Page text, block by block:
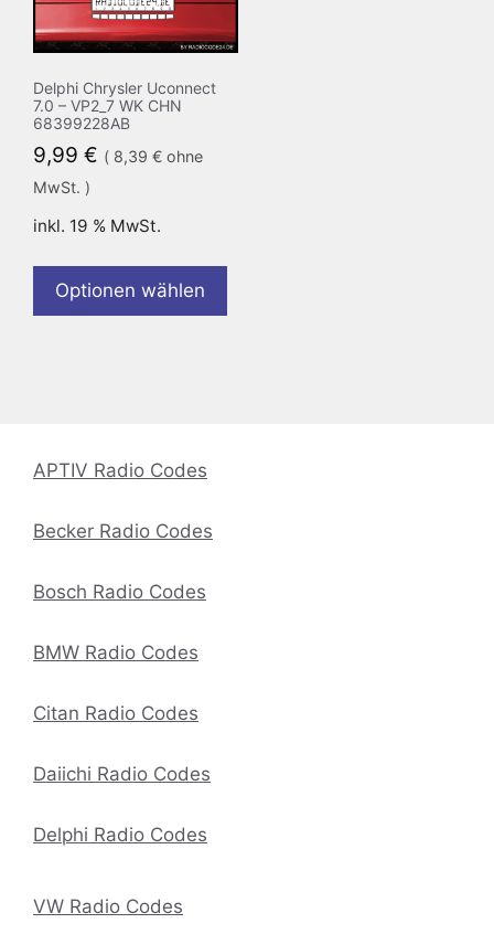
Delphi Chrysler Uconnect
7.0 – VP2_7 WK CHN
68399228AB
9,99 € ( 8,39 € ohne
MwSt. )
inkl. 19 % MwSt.
Optionen wählen
APTIV Radio Codes
Becker Radio Codes
Bosch Radio Codes
BMW Radio Codes
Citan Radio Codes
Daiichi Radio Codes
Delphi Radio Codes
VW Radio Codes